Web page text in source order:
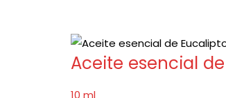
Aceite esencial
10 ml